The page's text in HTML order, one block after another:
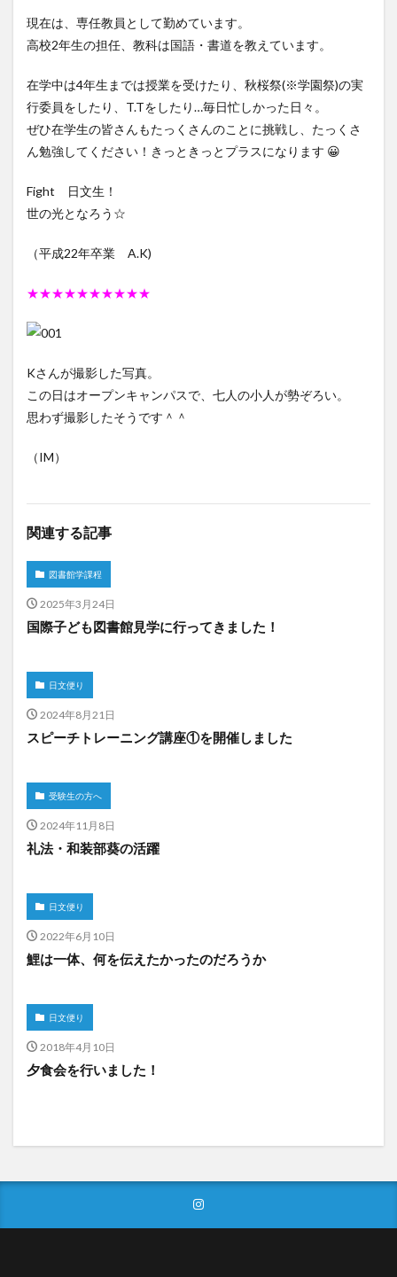
現在は、専任教員として勤めています。
高校2年生の担任、教科は国語・書道を教えています。
在学中は4年生までは授業を受けたり、秋桜祭(※学園祭)の実
行委員をしたり、T.Tをしたり…毎日忙しかった日々。
ぜひ在学生の皆さんもたっくさんのことに挑戦し、たっくさ
ん勉強してください！きっときっとプラスになります 😀
Fight 日文生！
世の光となろう☆
（平成22年卒業 A.K)
★★★★★★★★★★
Kさんが撮影した写真。
この日はオープンキャンパスで、七人の小人が勢ぞろい。
思わず撮影したそうです＾＾
（IM）
関連する記事
図書館学課程
2025年3月24日
国際子ども図書館見学に行ってきました！
日文便り
2024年8月21日
スピーチトレーニング講座①を開催しました
受験生の方へ
2024年11月8日
礼法・和装部葵の活躍
日文便り
2022年6月10日
鯉は一体、何を伝えたかったのだろうか
日文便り
2018年4月10日
夕食会を行いました！